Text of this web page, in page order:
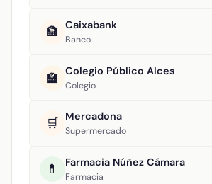
🏦 Caixabank
Banco
🏫 Colegio Público Alces
Colegio
🛒 Mercadona
Supermercado
💊 Farmacia Núñez Cámara
Farmacia